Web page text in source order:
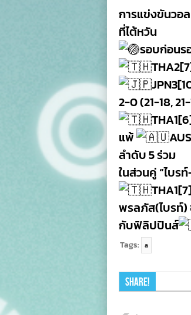
การแข่งขันวอ
ที่ไต้หวัน
รอบก่อนร
2-0 (21-18,
แพ้
ลำดับ 5 ร่วม
ในส่วนคู่“ไบร
พรลภัส(ไบรท์)
กับฟิลิปปินส์
Tags: a
Share!